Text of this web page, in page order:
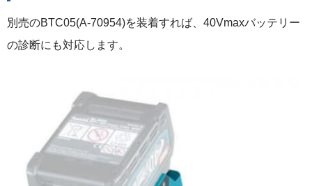
別売のBTC05(A-70954)を装着すれば、40Vmaxバッテリー
の診断にも対応します。